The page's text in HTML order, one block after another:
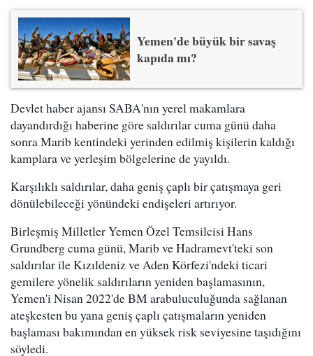
Yemen'de büyük bir savaş
kapıda mı?
Devlet haber ajansı SABA'nın yerel makamlara
dayandırdığı haberine göre saldırılar cuma günü daha
sonra Marib kentindeki yerinden edilmiş kişilerin kaldığı
kamplara ve yerleşim bölgelerine de yayıldı.
Karşılıklı saldırılar, daha geniş çaplı bir çatışmaya geri
dönülebileceği yönündeki endişeleri artırıyor.
Birleşmiş Milletler Yemen Özel Temsilcisi Hans
Grundberg cuma günü, Marib ve Hadramevt'teki son
saldırılar ile Kızıldeniz ve Aden Körfezi'ndeki ticari
gemilere yönelik saldırıların yeniden başlamasının,
Yemen'i Nisan 2022'de BM arabuluculuğunda sağlanan
ateşkesten bu yana geniş çaplı çatışmaların yeniden
başlaması bakımından en yüksek risk seviyesine taşıdığını
söyledi.